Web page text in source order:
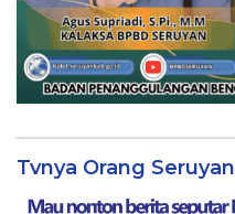
Tvnya Orang Seruyan